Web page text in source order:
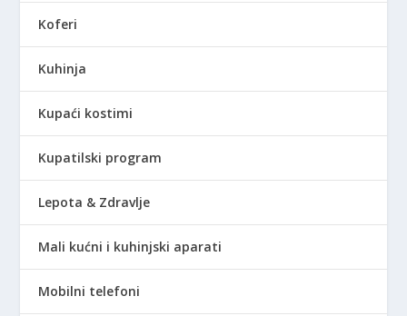
Koferi
Kuhinja
Kupaći kostimi
Kupatilski program
Lepota & Zdravlje
Mali kućni i kuhinjski aparati
Mobilni telefoni